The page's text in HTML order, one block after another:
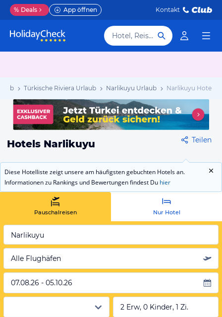
% Deals App öffnen Kontakt
Hotel, Reiseziel
Türkische Riviera Urlaub Narlikuyu Urlaub Narlikuyu Hotels
Hotels Narlikuyu Teilen
Diese Hotelliste zeigt unsere am häufigsten gebuchten Hotels an.
Informationen zu Rankings und Bewertungen findest Du hier
Pauschalreisen Nur Hotel
Narlikuyu
Alle Flughäfen
07.08.26 - 05.10.26
2 Erw, 0 Kinder, 1 Zi.